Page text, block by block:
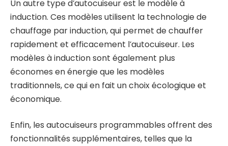
Un autre type d’autocuiseur est le modèle à
induction. Ces modèles utilisent la technologie de
chauffage par induction, qui permet de chauffer
rapidement et efficacement l’autocuiseur. Les
modèles à induction sont également plus
économes en énergie que les modèles
traditionnels, ce qui en fait un choix écologique et
économique.
Enfin, les autocuiseurs programmables offrent des
fonctionnalités supplémentaires, telles que la